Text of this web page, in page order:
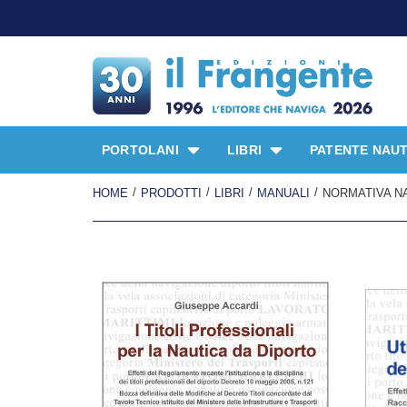
PORTOLANI LIBRI PATENTE
HOME / PRODOTTI / LIBRI / MANUALI / NORMATIVA